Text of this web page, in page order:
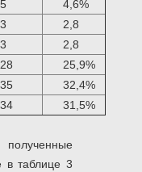
5
4,6%
3
2,8
3
2,8
28
25,9%
35
32,4%
34 31,5%
в таблице 3